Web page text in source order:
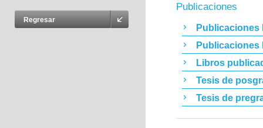
Regresar
Publicaciones
Publicaciones
Publicaciones
Libros
Tesis de
Tesis de